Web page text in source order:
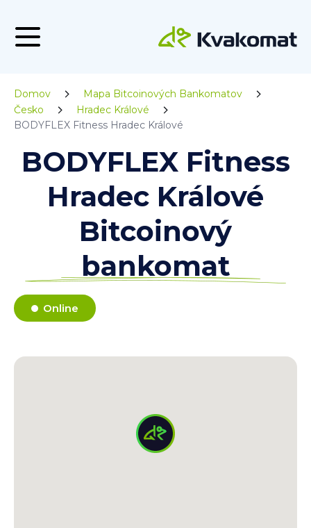
Domov
Mapa Bitcoinových Bankomatov
Česko
Hradec Králové
BODYFLEX Fitness Hradec Králové
BODYFLEX Fitness
Hradec Králové
Bitcoinový
bankomat
Online